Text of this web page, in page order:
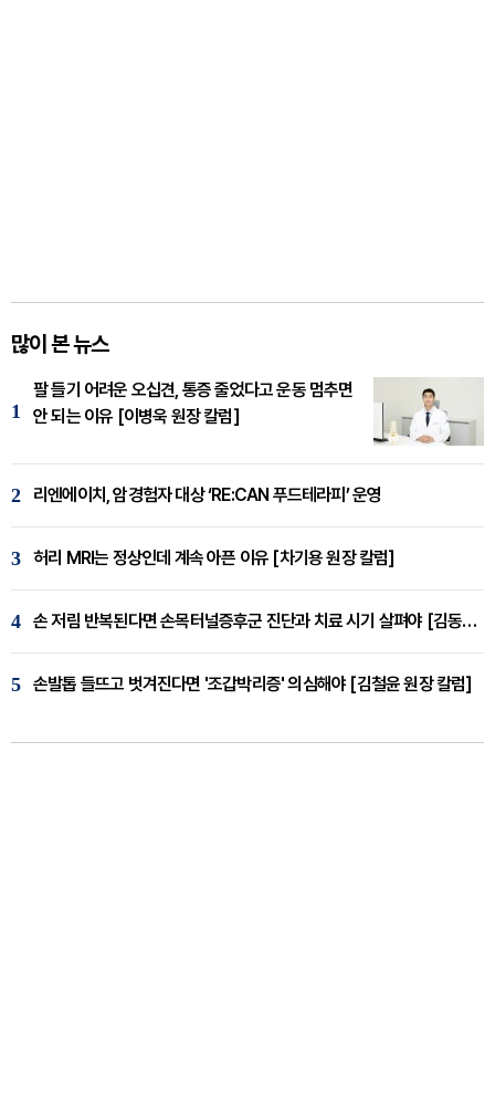
많이 본 뉴스
1
팔 들기 어려운 오십견, 통증 줄었다고 운동 멈추면
안 되는 이유 [이병욱 원장 칼럼]
2 리엔에이치, 암경험자 대상 ‘RE:CAN 푸드테라피’ 운영
3 허리 MRI는 정상인데 계속 아픈 이유 [차기용 원장 칼럼]
4 손 저림 반복된다면 손목터널증후군 진단과 치료 시기 살펴야 [김동현 원장 칼럼]
5 손발톱 들뜨고 벗겨진다면 '조갑박리증' 의심해야 [김철윤 원장 칼럼]